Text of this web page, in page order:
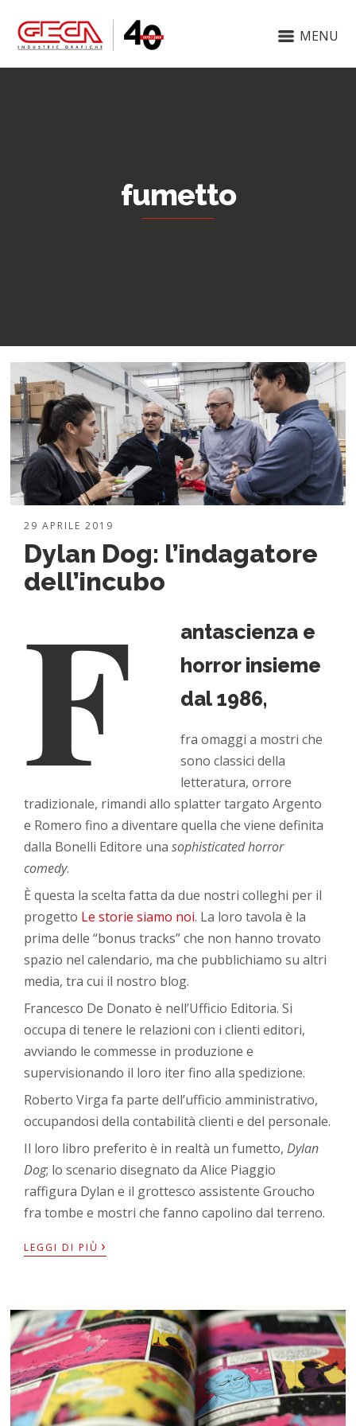
MENU
fumetto
29 APRILE 2019
Dylan Dog: l’indagatore
dell’incubo
F
antascienza e
horror insieme
dal 1986,
fra omaggi a mostri che
sono classici della
letteratura, orrore
tradizionale, rimandi allo splatter targato Argento
e Romero fino a diventare quella che viene definita
dalla Bonelli Editore unasophisticated horror
comedy.
È questa la scelta fatta da due nostri colleghi per il
progetto Le storie siamo noi. La loro tavola è la
prima delle “bonus tracks” che non hanno trovato
spazio nel calendario, ma che pubblichiamo su altri
media, tra cui il nostro blog.
Francesco De Donato è nell’Ufficio Editoria. Si
occupa di tenere le relazioni con i clienti editori,
avviando le commesse in produzione e
supervisionando il loro iter fino alla spedizione.
Roberto Virga fa parte dell’ufficio amministrativo,
occupandosi della contabilità clienti e del personale.
Il loro libro preferito è in realtà un fumetto,Dylan
Dog; lo scenario disegnato da Alice Piaggio
raffigura Dylan e il grottesco assistente Groucho
fra tombe e mostri che fanno capolino dal terreno.
LEGGI DI PIÙ ›